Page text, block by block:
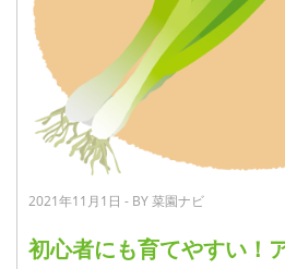
2021年11月1日 - BY 菜園ナビ
初心者にも育てやすい！